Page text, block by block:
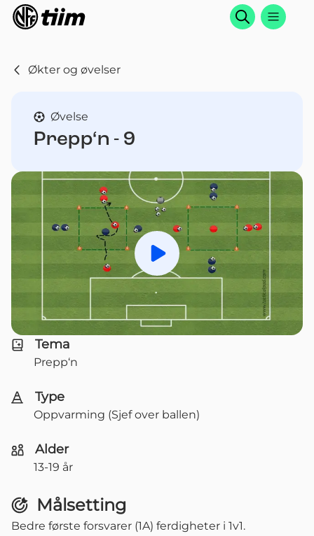
Søk
Økter og øvelser
Øvelse
Prepp‘n - 9
Spill av
Tema
Prepp‘n
Type
Oppvarming (Sjef over ballen)
Alder
13-19 år
Målsetting
Bedre første forsvarer (1A) ferdigheter i 1v1.